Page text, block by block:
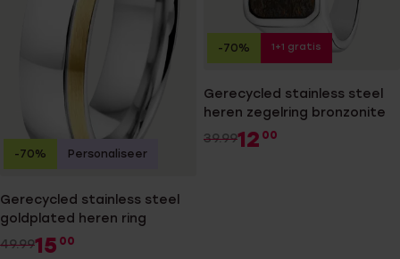
Gerecycled stainless steel
goldplated heren ring
49.9915 00
-70% Personaliseer
Gerecycled stainless steel
heren zegelring bronzonite
39.9912 00
-70% 1+1 gratis